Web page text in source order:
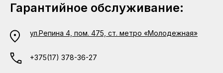
Гарантийное обслуживание:
ул.Репина 4, пом. 475, ст. метро «Молодежная»
+375(17) 378-36-27